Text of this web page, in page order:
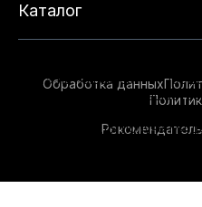
Каталог
Обработка данных
опыта на нашем сайте.
данный сайт, вы
технологий. Для получения